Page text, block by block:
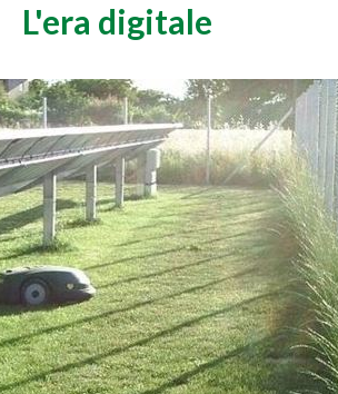
L'era digitale